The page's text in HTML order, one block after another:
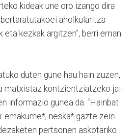
kideak une oro izango dira
aholkularitza
kezkak argitzen", berri eman
duten gune hau hain zuzen,
matxistaz kontzientziatzeko jai-
informazio gunea da. “Hainbat
emakume*, neska* gazte zein
pertsonen askotariko